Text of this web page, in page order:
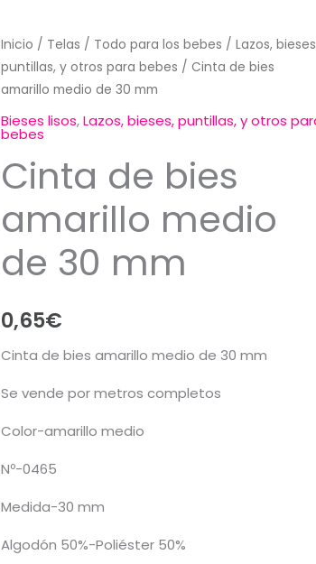
Inicio / Telas / Todo para los bebes / Lazos,
puntillas, y otros para bebes / Cinta de bies
amarillo medio de 30 mm
Bieses lisos,Lazos, bieses, puntillas, y otros
bebes
Cinta de bies
amarillo medio
de 30 mm
0,65€
Cinta de bies amarillo medio de 30 mm
Se vende por metros completos
Color-amarillo medio
Nº-0465
Medida-30 mm
Algodón 50%-Poliéster 50%